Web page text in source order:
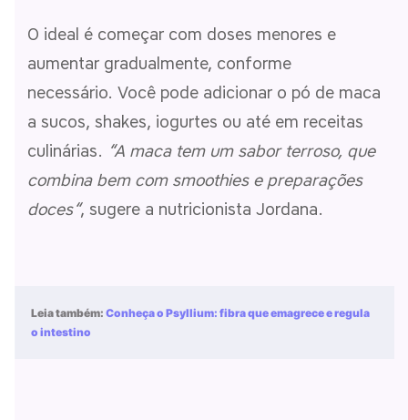
O ideal é começar com doses menores e
aumentar gradualmente, conforme
necessário. Você pode adicionar o pó de maca
a sucos, shakes, iogurtes ou até em receitas
culinárias. “A maca tem um sabor terroso, que
combina bem com smoothies e preparações
doces“, sugere a nutricionista Jordana.
Leia também: Conheça o Psyllium: fibra que emagrece e regula
o intestino